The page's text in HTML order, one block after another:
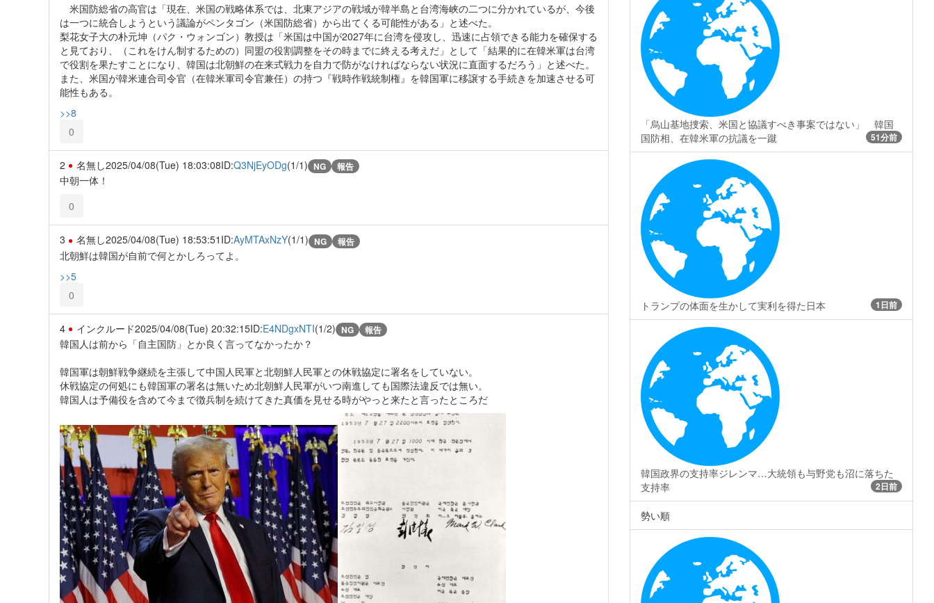
米国防総省の高官は「現在、米国の戦略体系では、北東アジアの戦域が韓半島と台湾海峡の二つに分かれているが、今後
は一つに統合しようという議論がペンタゴン（米国防総省）から出てくる可能性がある」と述べた。
梨花女子大の朴元坤（パク・ウォンゴン）教授は「米国は中国が2027年に台湾を侵攻し、迅速に占領できる能力を確保する
と見ており、（これをけん制するための）同盟の役割調整をその時までに終える考えだ」として「結果的に在韓米軍は台湾
で役割を果たすことになり、韓国は北朝鮮の在来式戦力を自力で防がなければならない状況に直面するだろう」と述べた。
また、米国が韓米連合司令官（在韓米軍司令官兼任）の持つ『戦時作戦統制権』を韓国軍に移譲する手続きを加速させる可
能性もある。
>>8
0
2 名無し2025/04/08(Tue) 18:03:08ID:Q3NjEyODg(1/1) NG 報告
中朝一体！
0
3 名無し2025/04/08(Tue) 18:53:51 ID:AyMTAxNzY(1/1) NG 報告
北朝鮮は韓国が自前で何とかしろってよ。
>>5
0
4 インクルード2025/04/08(Tue) 20:32:15ID:E4NDgxNTI(1/2) NG 報告
韓国人は前から「自主国防」とか良く言ってなかったか？
韓国軍は朝鮮戦争継続を主張して中国人民軍と北朝鮮人民軍との休戦協定に署名をしていない。
休戦協定の何処にも韓国軍の署名は無いため北朝鮮人民軍がいつ南進しても国際法違反では無い。
韓国人は予備役を含めて今まで徴兵制を続けてきた真価を見せる時がやっと来たと言ったところだ
「烏山基地捜索、米国と協議すべき事案ではない」 韓国
国防相、在韓米軍の抗議を一蹴
51分前
トランプの体面を生かして実利を得た日本 1日前
韓国政界の支持率ジレンマ…大統領も与野党も沼に落ちた
支持率
2日前
勢い順